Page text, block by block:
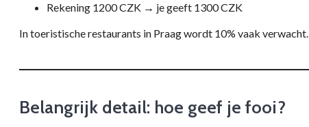
Rekening 1200 CZK → je geeft 1300 CZK
In toeristische restaurants in Praag wordt 10% vaak verwacht.
Belangrijk detail: hoe geef je fooi?